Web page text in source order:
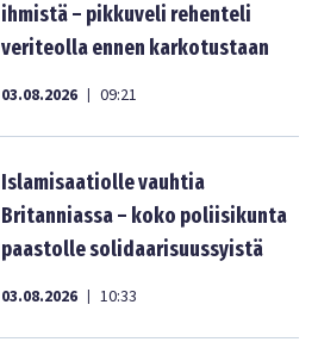
ihmistä – pikkuveli rehenteli
veriteolla ennen karkotustaan
03.08.2026 | 09:21
Islamisaatiolle vauhtia
Britanniassa – koko poliisikunta
paastolle solidaarisuussyistä
03.08.2026 | 10:33